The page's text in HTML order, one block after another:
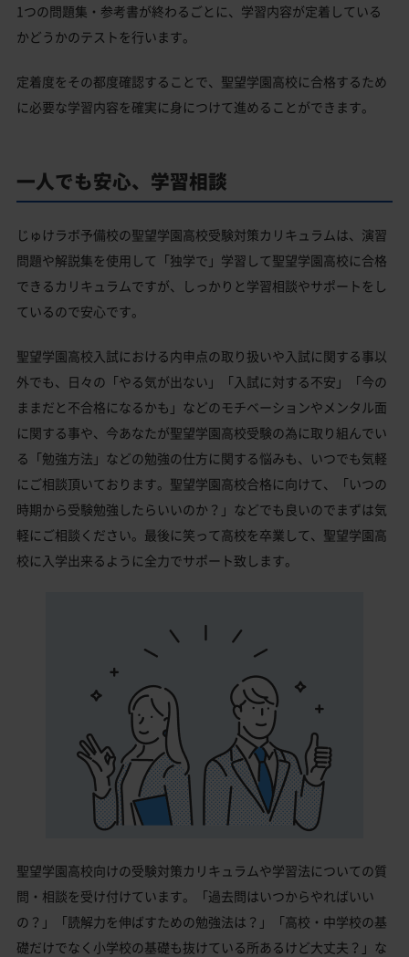
1つの問題集・参考書が終わるごとに、学習内容が定着している
かどうかのテストを行います。
定着度をその都度確認することで、聖望学園高校に合格するため
に必要な学習内容を確実に身につけて進めることができます。
一人でも安心、学習相談
じゅけラボ予備校の聖望学園高校受験対策カリキュラムは、演習
問題や解説集を使用して「独学で」学習して聖望学園高校に合格
できるカリキュラムですが、しっかりと学習相談やサポートをし
ているので安心です。
聖望学園高校入試における内申点の取り扱いや入試に関する事以
外でも、日々の「やる気が出ない」「入試に対する不安」「今の
ままだと不合格になるかも」などのモチベーションやメンタル面
に関する事や、今あなたが聖望学園高校受験の為に取り組んでい
る「勉強方法」などの勉強の仕方に関する悩みも、いつでも気軽
にご相談頂いております。聖望学園高校合格に向けて、「いつの
時期から受験勉強したらいいのか？」などでも良いのでまずは気
軽にご相談ください。最後に笑って高校を卒業して、聖望学園高
校に入学出来るように全力でサポート致します。
聖望学園高校向けの受験対策カリキュラムや学習法についての質
問・相談を受け付けています。「過去問はいつからやればいい
の？」「読解力を伸ばすための勉強法は？」「高校・中学校の基
礎だけでなく小学校の基礎も抜けている所あるけど大丈夫？」な